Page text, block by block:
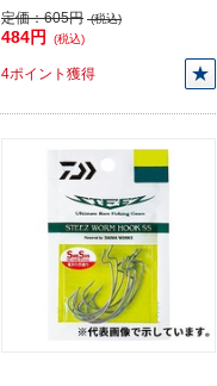
定価：605円 (税込)
484円 (税込)
4ポイント獲得